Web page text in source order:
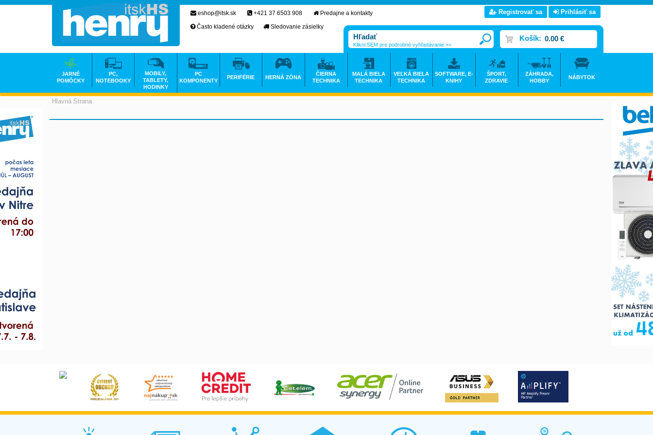
Hlavná Strana
eshop@itsk.sk +421 37 6503 908
Predajne a kontakty
Často kladené otázky
Sledovanie zásielky
Registrovať sa Prihlásiť sa
Košík: 0.00 €
Klikni SEM pre podrobné vyhľadávanie >>
JARNÉ
POMÔCKY
PC,
NOTEBOOKY
MOBILY,
TABLETY,
HODINKY
PC
KOMPONENTY
PERIFÉRIE HERNÁ ZÓNA
ČIERNA
TECHNIKA
MALÁ BIELA
TECHNIKA
VEĽKÁ BIELA
TECHNIKA
SOFTWARE, E-
KNIHY
ŠPORT,
ZDRAVIE
ZÁHRADA,
HOBBY
NÁBYTOK